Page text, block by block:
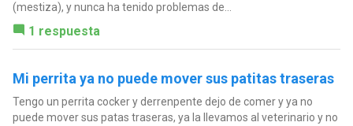
(mestiza), y nunca ha tenido problemas de...
1 respuesta
Mi perrita ya no puede mover sus patitas traseras
Tengo un perrita cocker y derrenpente dejo de comer y ya no
puede mover sus patas traseras, ya la llevamos al veterinario y no